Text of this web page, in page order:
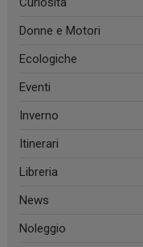
Donne e Motori
Ecologiche
Eventi
Inverno
Itinerari
Libreria
News
Noleggio